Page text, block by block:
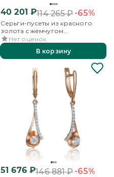
40 201 ₽114 265₽-65%
Серьги-пусеты из красного
золота с жемчугом
культивированным и фианитом
Нет оценок
В корзину
51 676₽146 881₽-65%